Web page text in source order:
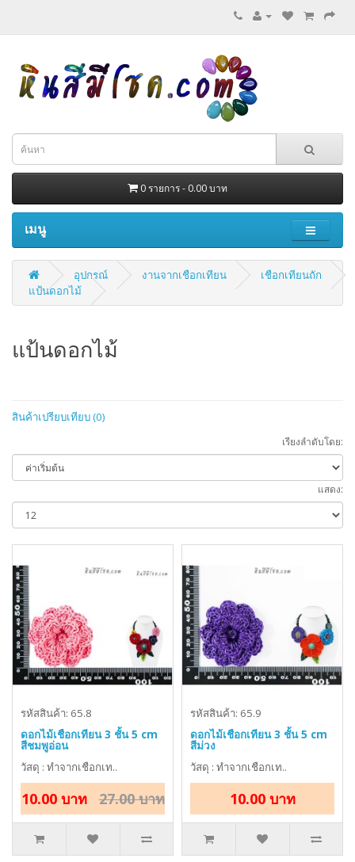
0 รายการ - 0.00 บาท
เมนู
อุปกรณ์ งานจากเชือกเทียน
เชือกเทียนถัก
แป้นดอกไม้
แป้นดอกไม้
สินค้าเปรียบเทียบ (0)
เรียงลำดับโดย:
แสดง:
รหัสสินค้า: 65.8
ดอกไม้เชือกเทียน 3 ชั้น 5 cm
สีชมพูอ่อน
วัสดุ : ทำจากเชือกเท..
10.00 บาท 27.00 บาท
รหัสสินค้า: 65.9
ดอกไม้เชือกเทียน 3 ชั้น 5 cm
สีม่วง
วัสดุ : ทำจากเชือกเท..
10.00 บาท